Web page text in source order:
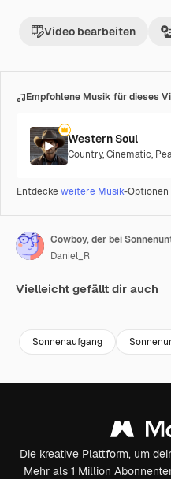
Video bearbeiten
Empfohlene Musik für dieses
Western Soul
Country,Cinematic,
Entdeckeweitere Musik-Optionen
Cowboy, der bei
Daniel_R
Vielleicht gefällt dir auch
Sonnenaufgang
Die kreative Plattform, um
Mehr als 1 Million